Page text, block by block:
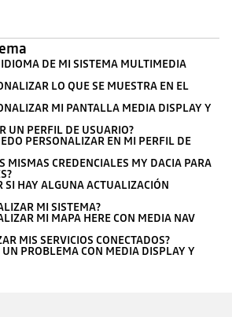
DE MI SISTEMA MULTIMEDIA
LO QUE SE MUESTRA EN EL
MI PANTALLA MEDIA DISPLAY Y
UN PERFIL DE USUARIO?
PERSONALIZAR EN MI PERFIL DE
MISMAS CREDENCIALES MY DACIA PARA
SI HAY ALGUNA ACTUALIZACIÓN
MI SISTEMA?
MI MAPA HERE CON MEDIA NAV
MIS SERVICIOS CONECTADOS?
UN PROBLEMA CON MEDIA DISPLAY Y